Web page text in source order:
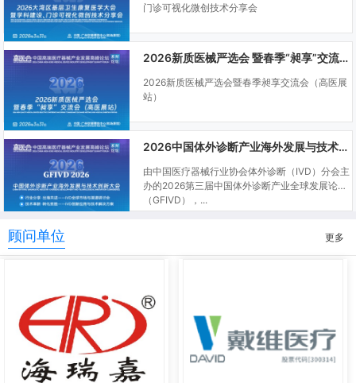
门诊可视化微创技术分享会
2026新质医械严选会 暨春季“昶享”交流会（高医展站）
2026新质医械严选会暨春季昶享交流会（高医展
站）
2026中国体外诊断产业海外发展与技术创新大会
由中国医疗器械行业协会体外诊断（IVD）分会主
办的2026第三届中国体外诊断产业全球发展论坛
（GFIVD），...
顾问单位 更多